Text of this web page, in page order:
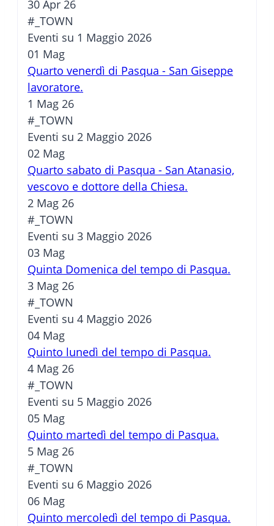
30 Apr 26
#_TOWN
Eventi su 1 Maggio 2026
01 Mag
Quarto venerdì di Pasqua - San Giseppe
lavoratore.
1 Mag 26
#_TOWN
Eventi su 2 Maggio 2026
02 Mag
Quarto sabato di Pasqua - San Atanasio,
vescovo e dottore della Chiesa.
2 Mag 26
#_TOWN
Eventi su 3 Maggio 2026
03 Mag
Quinta Domenica del tempo di Pasqua.
3 Mag 26
#_TOWN
Eventi su 4 Maggio 2026
04 Mag
Quinto lunedì del tempo di Pasqua.
4 Mag 26
#_TOWN
Eventi su 5 Maggio 2026
05 Mag
Quinto martedì del tempo di Pasqua.
5 Mag 26
#_TOWN
Eventi su 6 Maggio 2026
06 Mag
Quinto mercoledì del tempo di Pasqua.